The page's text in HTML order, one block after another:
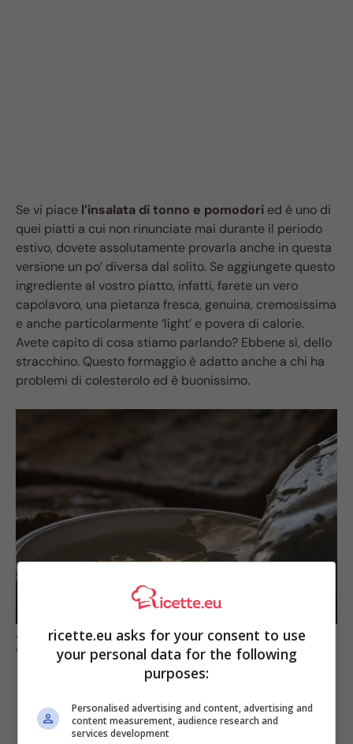
Se vi piace l’insalata di tonno e pomodori ed è uno di
quei piatti a cui non rinunciate mai durante il periodo
estivo, dovete assolutamente provarla anche in questa
versione un po’ diversa dal solito. Se aggiungete questo
ingrediente al vostro piatto, infatti, farete un vero
capolavoro, una pietanza fresca, genuina, cremosissima
e anche particolarmente ‘light’ e povera di calorie.
Avete capito di cosa stiamo parlando? Ebbene sì, dello
stracchino. Questo formaggio è adatto anche a chi ha
problemi di colesterolo ed è buonissimo.
Aggiungi lo stracchino all’insalata di tonno e pomodori e farai un vero
capolavoro (credits: Pixabay)
ricette.eu asks for your consent to use
your personal data for the following
purposes:
Personalised advertising and content, advertising and
content measurement, audience research and
services development